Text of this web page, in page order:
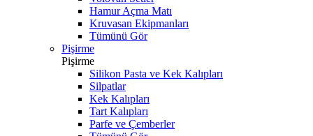
Hamur Açma Matı
Kruvasan Ekipmanları
Tümünü Gör
Pişirme
Pişirme
Silikon Pasta ve Kek Kalıpları
Silpatlar
Kek Kalıpları
Tart Kalıpları
Parfe ve Çemberler